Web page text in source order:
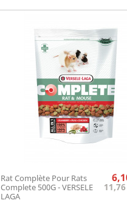
Rat Complète Pour Rats
Complete 500G - VERSELE
LAGA
Aperçu rapide